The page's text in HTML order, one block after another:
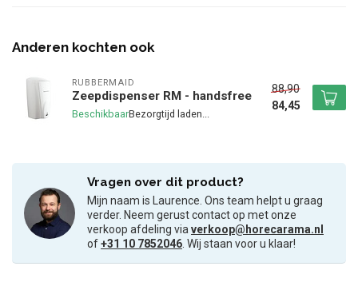
Anderen kochten ook
RUBBERMAID
Zeepdispenser RM - handsfree
Beschikbaar
88,90
84,45
Vragen over dit product?
Mijn naam is Laurence. Ons team helpt u graag
verder. Neem gerust contact op met onze
verkoop afdeling viaverkoop@horecarama.nl
of+31 10 7852046. Wij staan voor u klaar!